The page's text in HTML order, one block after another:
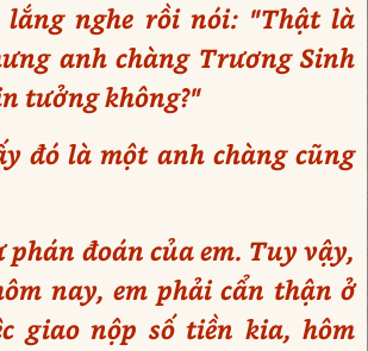
lắng nghe rồi nói: "Thật là
anh chàng Trương Sinh
tưởng không?"
đó là một anh chàng cũng
đoán của em. Tuy vậy,
nay, em phải cẩn thận ở
giao nộp số tiền kia, hôm